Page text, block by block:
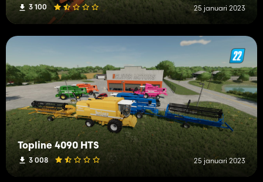
3 100 25 januari 2023
Topline 4090 HTS
3 008 25 januari 2023